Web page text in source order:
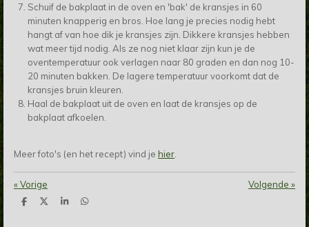
Schuif de bakplaat in de oven en 'bak' de kransjes in 60
minuten knapperig en bros. Hoe lang je precies nodig hebt
hangt af van hoe dik je kransjes zijn. Dikkere kransjes hebben
wat meer tijd nodig. Als ze nog niet klaar zijn kun je de
oventemperatuur ook verlagen naar 80 graden en dan nog 10-
20 minuten bakken. De lagere temperatuur voorkomt dat de
kransjes bruin kleuren.
Haal de bakplaat uit de oven en laat de kransjes op de
bakplaat afkoelen.
Meer foto's (en het recept) vind je hier
«Vorige Volgende »
D
D
S
D